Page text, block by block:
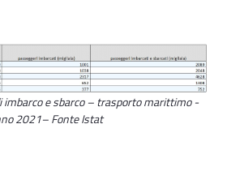
imbarco e sbarco – trasporto marittimo -
2021– Fonte Istat